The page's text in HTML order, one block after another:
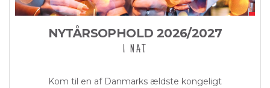
NYTÅRSOPHOLD 2026/2027
1 NAT
Kom til en af Danmarks ældste kongeligt